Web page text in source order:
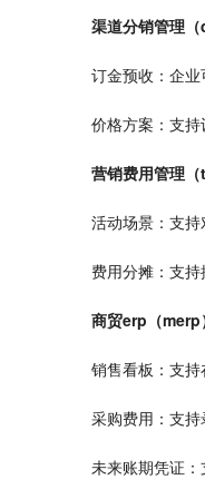
渠道分销管理
订金预收：企业
价格方案：支持
营销费用管理（
活动场景：支持
费用分摊：支
商贸erp（merp
销售看板：支持
采购费用：支持
未来账期凭证